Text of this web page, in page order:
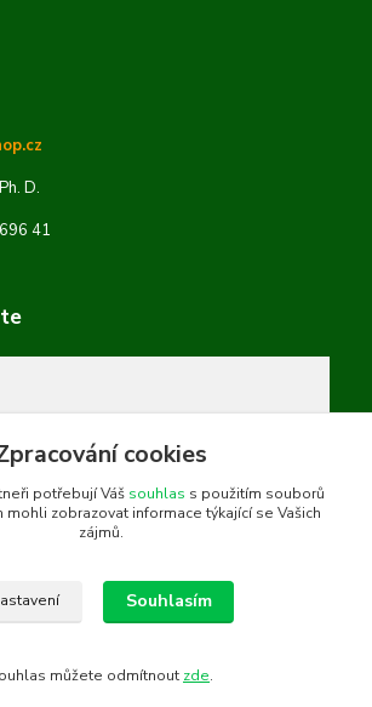
D.
41
cookies
potřebují Váš souhlas s použitím souborů
mohli zobrazovat informace týkající se Vašich
zájmů.
Souhlasím
můžete odmítnout zde.